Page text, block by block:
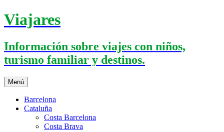
Saltar
al
Viajares
Información sobre viajes con niños,
turismo familiar y destinos.
Menú
Barcelona
Cataluña
Costa Barcelona
Costa Brava